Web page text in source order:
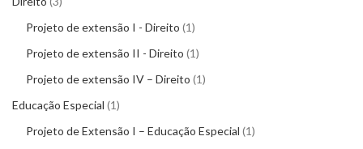
Projeto de extensão I - Direito 1
Projeto de extensão II - Direito 1
Projeto de extensão IV – Direito 1
Educação Especial 1
Projeto de Extensão I – Educação Especial 1